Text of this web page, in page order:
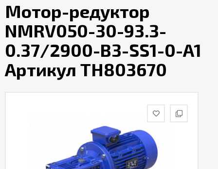
Мотор-редуктор
NMRV050-30-93.3-
0.37/2900-B3-SS1-0-A1
Артикул TH803670